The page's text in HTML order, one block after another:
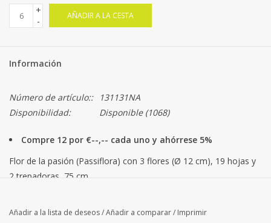
+
-
AÑADIR A LA CESTA
Información
Número de artículo::
131131NA
Disponibilidad:
Disponible(1068)
Compre 12 por €--,-- cada uno y ahórrese 5%
Flor de la pasión (Passiflora) con 3 flores (Ø 12 cm), 19 hojas y
2 trepadoras, 75 cm
Añadir a la lista de deseos/Añadir a comparar/ Imprimir